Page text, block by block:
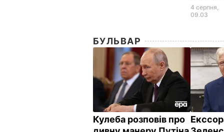
4 серпня,
09.03
БУЛЬВАР
Кулеба розповів про